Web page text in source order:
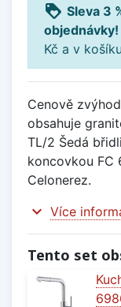
loyalty Sleva 3
objednávky!
Kč a v
Cenově
obsahuje
TL/2 Šedá
koncovkou FC
Celonerez.
expand_more Více
Tento set